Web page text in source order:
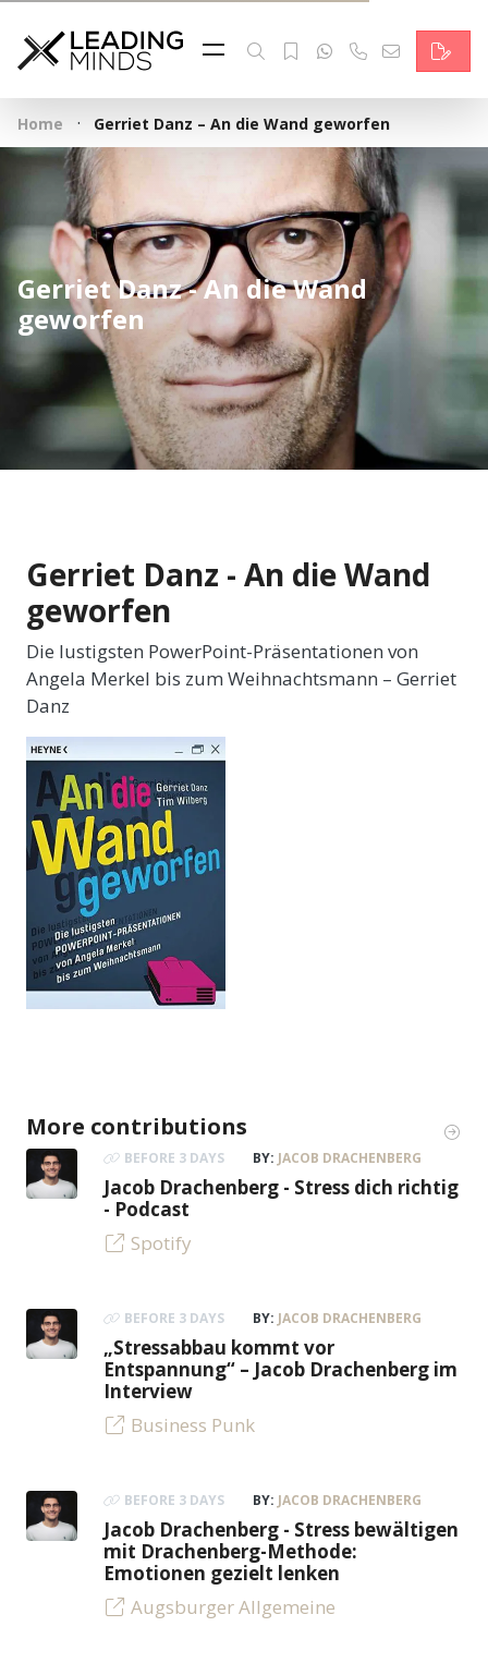
Feed
Reading Minds
Topics
Services
Who we are
Contact
Deutsch
Home · Gerriet Danz – An die Wand geworfen
Gerriet Danz - An die Wand
geworfen
Gerriet Danz - An die Wand
geworfen
Die lustigsten PowerPoint-Präsentationen von
Angela Merkel bis zum Weihnachtsmann – Gerriet
Danz
More contributions
BEFORE 3 DAYS BY: JACOB DRACHENBERG
Jacob Drachenberg - Stress dich richtig
- Podcast
Spotify
BEFORE 3 DAYS BY: JACOB DRACHENBERG
„Stressabbau kommt vor
Entspannung“ – Jacob Drachenberg im
Interview
Business Punk
BEFORE 3 DAYS BY: JACOB DRACHENBERG
Jacob Drachenberg - Stress bewältigen
mit Drachenberg-Methode:
Emotionen gezielt lenken
Augsburger Allgemeine